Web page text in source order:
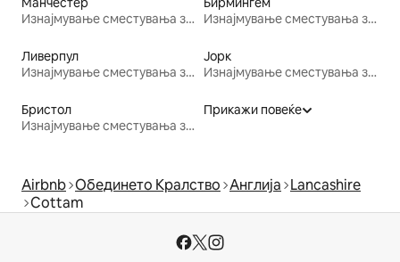
Изнајмување сместувања за одмор
Изнајмување сместувања за одмор
Ливерпул
Изнајмување сместувања за одмор
Јорк
Изнајмување сместувања за одмор
Бристол
Изнајмување сместувања за одмор
Прикажи повеќе
Airbnb Обединето Кралство Англија Lancashire
Cottam